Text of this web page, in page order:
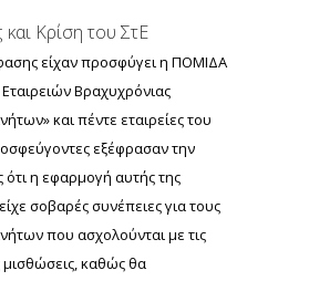
και Κρίση του ΣτΕ
είχαν προσφύγει η ΠΟΜΙΔΑ
Βραχυχρόνιας
και πέντε εταιρείες του
εξέφρασαν την
ότι η εφαρμογή αυτής της
σοβαρές συνέπειες για τους
που ασχολούνται με τις
καθώς θα